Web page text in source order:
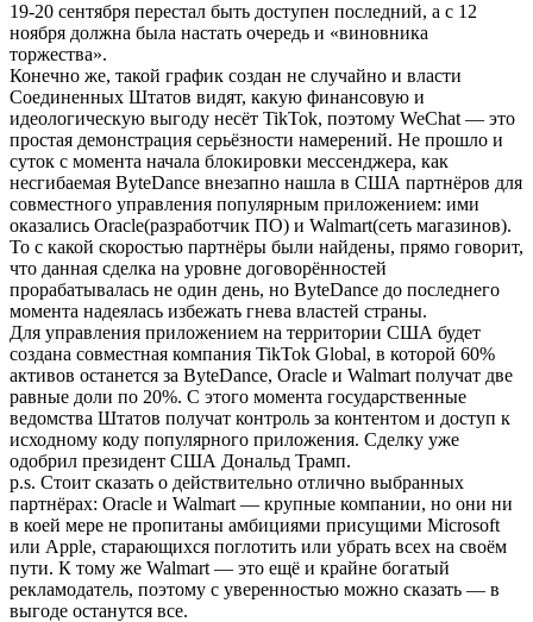
19-20 сентября перестал быть доступен последний, а с 12
ноября должна была настать очередь и «виновника
торжества».
Конечно же, такой график создан не случайно и власти
Соединенных Штатов видят, какую финансовую и
идеологическую выгоду несёт TikTok, поэтому WeChat — это
простая демонстрация серьёзности намерений. Не прошло и
суток с момента начала блокировки мессенджера, как
несгибаемая ByteDance внезапно нашла в США партнёров для
совместного управления популярным приложением: ими
оказались Oracle(разработчик ПО) и Walmart(сеть магазинов).
То с какой скоростью партнёры были найдены, прямо говорит,
что данная сделка на уровне договорённостей
прорабатывалась не один день, но ByteDance до последнего
момента надеялась избежать гнева властей страны.
Для управления приложением на территории США будет
создана совместная компания TikTok Global, в которой 60%
активов останется за ByteDance, Oracle и Walmart получат две
равные доли по 20%. С этого момента государственные
ведомства Штатов получат контроль за контентом и доступ к
исходному коду популярного приложения. Сделку уже
одобрил президент США Дональд Трамп.
p.s. Стоит сказать о действительно отлично выбранных
партнёрах: Oracle и Walmart — крупные компании, но они ни
в коей мере не пропитаны амбициями присущими Microsoft
или Apple, старающихся поглотить или убрать всех на своём
пути. К тому же Walmart — это ещё и крайне богатый
рекламодатель, поэтому с уверенностью можно сказать — в
выгоде останутся все.